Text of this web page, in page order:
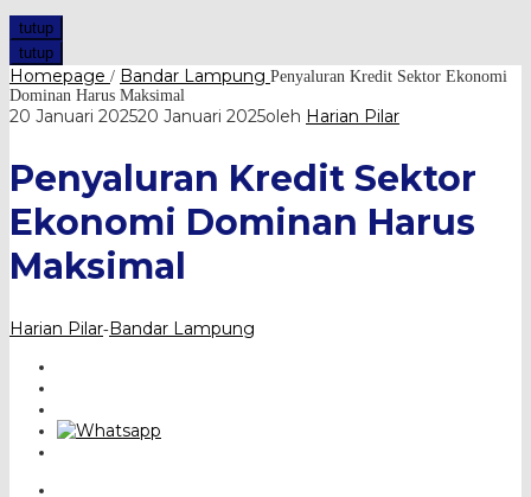
tutup
tutup
Homepage / Bandar Lampung Penyaluran Kredit Sektor Ekonomi
Dominan Harus Maksimal
20 Januari 202520 Januari 2025oleh Harian Pilar
Penyaluran Kredit Sektor
Ekonomi Dominan Harus
Maksimal
Harian Pilar-Bandar Lampung